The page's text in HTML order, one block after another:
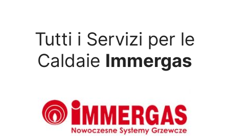
Tutti i Servizi per le
Caldaie Immergas